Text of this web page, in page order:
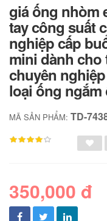
giá ống nhòm
tay công suất
nghiệp cấp
mini dành cho
chuyên
loại ống
MÃ SẢN PHẨM: TD-
350,000 đ